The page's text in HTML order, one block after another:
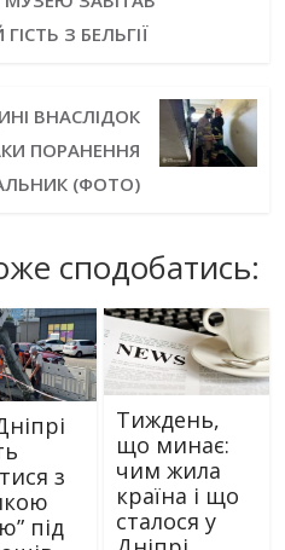
З БЕЛЬГІЇ
ВНАСЛІДОК
ПОРАНЕННЯ
(ФОТО)
сподобатись:
з
під
Тиждень,
що минає:
чим жила
країна і що
сталося у